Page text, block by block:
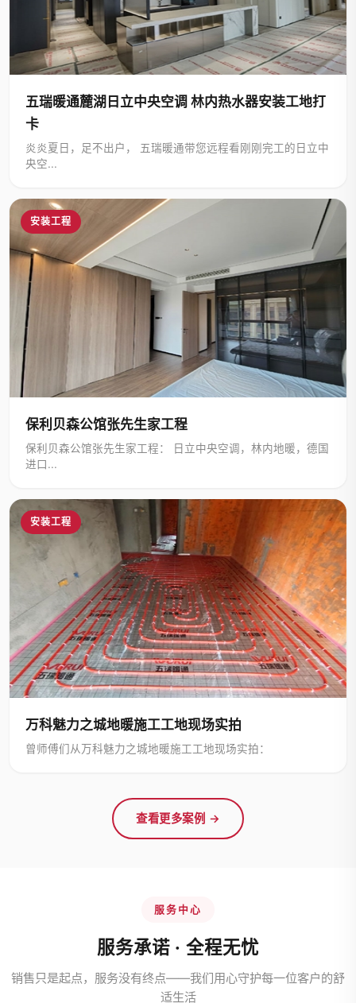
五瑞暖通麓湖日立中央空调 林内热水器安装工地打
卡
炎炎夏日，足不出户， 五瑞暖通带您远程看刚刚完工的日立中
央空...
安装工程
保利贝森公馆张先生家工程
保利贝森公馆张先生家工程： 日立中央空调，林内地暖，德国
进口...
安装工程
万科魅力之城地暖施工工地现场实拍
曾师傅们从万科魅力之城地暖施工工地现场实拍：
查看更多案例 →
服务中心
服务承诺 · 全程无忧
销售只是起点，服务没有终点——我们用心守护每一位客户的舒
适生活